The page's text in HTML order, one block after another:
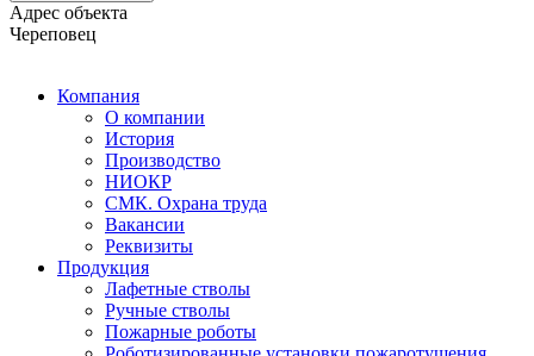
Адрес объекта
Череповец
Компания
О компании
История
Производство
НИОКР
СМК. Охрана труда
Вакансии
Реквизиты
Продукция
Лафетные стволы
Ручные стволы
Пожарные роботы